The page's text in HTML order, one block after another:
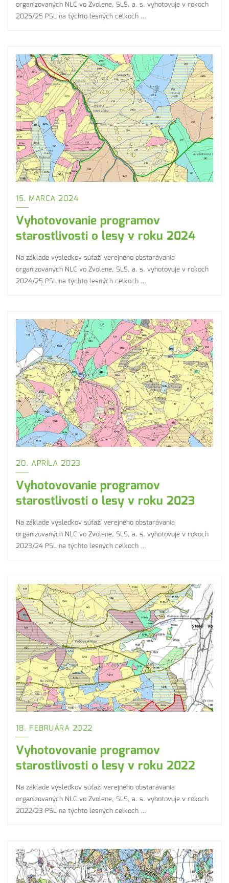
organizovaných NLC vo Zvolene, SLS, a. s. vyhotovuje v rokoch
2025/25 PSL na týchto lesných celkoch …
15. MARCA 2024
Vyhotovovanie programov
starostlivosti o lesy v roku 2024
Na základe výsledkov súťaží verejného obstarávania
organizovaných NLC vo Zvolene, SLS, a. s. vyhotovuje v rokoch
2024/25 PSL na týchto lesných celkoch …
20. APRÍLA 2023
Vyhotovovanie programov
starostlivosti o lesy v roku 2023
Na základe výsledkov súťaží verejného obstarávania
organizovaných NLC vo Zvolene, SLS, a. s. vyhotovuje v rokoch
2023/24 PSL na týchto lesných celkoch …
18. FEBRUÁRA 2022
Vyhotovovanie programov
starostlivosti o lesy v roku 2022
Na základe výsledkov súťaží verejného obstarávania
organizovaných NLC vo Zvolene, SLS, a. s. vyhotovuje v rokoch
2022/23 PSL na týchto lesných celkoch …